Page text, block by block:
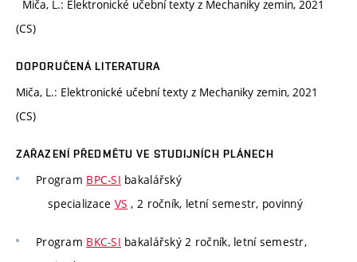
Miča, L.: Elektronické učební texty z Mechaniky zemin, 2021
(CS)
DOPORUČENÁ LITERATURA
Miča, L.: Elektronické učební texty z Mechaniky zemin, 2021
(CS)
ZAŘAZENÍ PŘEDMĚTU VE STUDIJNÍCH PLÁNECH
Program BPC-SI bakalářský
specializace VS , 2 ročník, letní semestr, povinný
Program BKC-SI bakalářský 2 ročník, letní semestr,